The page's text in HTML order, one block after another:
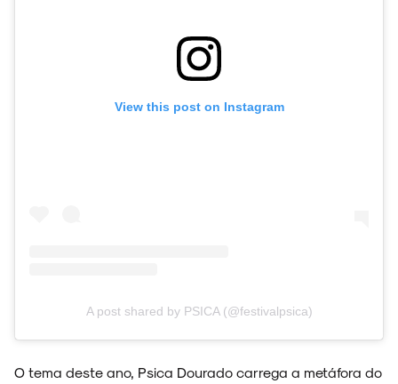
View this post on Instagram
A post shared by PSICA (@festivalpsica)
O tema deste ano, Psica Dourado carrega a metáfora do